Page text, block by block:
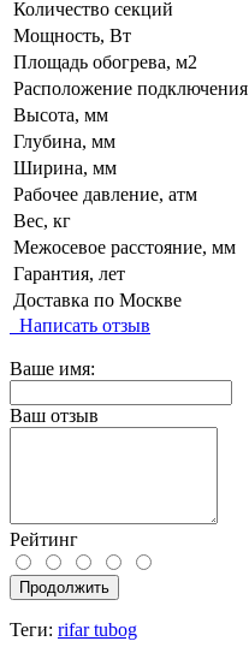
Количество секций
Мощность, Вт
Площадь обогрева, м2
Расположение подключения
Высота, мм
Глубина, мм
Ширина, мм
Рабочее давление, атм
Вес, кг
Межосевое расстояние, мм
Гарантия, лет
Доставка по Москве
Написать отзыв
Ваше имя:
Ваш отзыв
Рейтинг
Продолжить
Теги: rifar tubog